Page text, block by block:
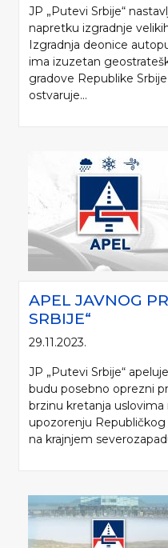
JP „Putevi Srbije“
napretku izgradnje
Izgradnja deonice
ima izuzetan
gradove Republike
ostvaruje...
APEL JAVNOG
SRBIJE“
29.11.2023.
JP „Putevi Srbije“
budu posebno oprezni
brzinu kretanja
upozorenju
na krajnjem